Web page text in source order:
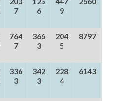
7
6
9
764
7
366
3
204
5
8797
336
3
342
3
228
4
6143